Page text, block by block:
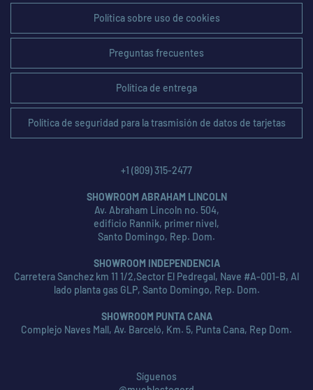
Política sobre uso de cookies
Preguntas frecuentes
Política de entrega
Política de seguridad para la trasmisión de datos de tarjetas
+1 (809) 315-2477
SHOWROOM ABRAHAM LINCOLN
Av. Abraham Lincoln no. 504,
edificio Rannik, primer nivel,
Santo Domingo, Rep. Dom.
SHOWROOM INDEPENDENCIA
Carretera Sanchez km 11 1/2,Sector El Pedregal, Nave #A-001-B, Al
lado planta gas GLP, Santo Domingo, Rep. Dom.
SHOWROOM PUNTA CANA
Complejo Naves Mall, Av. Barceló, Km. 5, Punta Cana, Rep Dom.
Síguenos